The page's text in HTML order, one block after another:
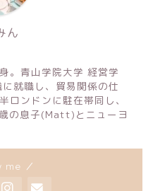
ん
。青山学院大学 経営学
就職し、貿易関係の仕
ロンドンに駐在帯同し、
の息子(Matt)とニューヨ
me ／